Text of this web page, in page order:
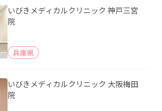
いびきメディカルクリニック 神戸三宮
院
兵庫県
いびきメディカルクリニック 大阪梅田
院